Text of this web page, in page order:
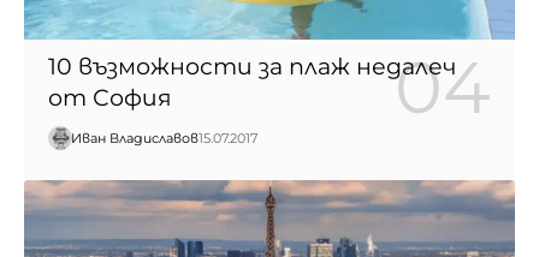
10 възможности за плаж недалеч
от София
Иван Владиславов15.07.2017